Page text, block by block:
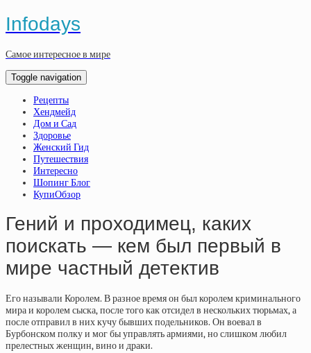
Infodays
Самое интересное в мире
Toggle navigation
Рецепты
Хендмейд
Дом и Сад
Здоровье
Женский Гид
Путешествия
Интересно
Шопинг Блог
КупиОбзор
Гений и проходимец, каких
поискать — кем был первый в
мире частный детектив
Его называли Королем. В разное время он был королем криминального
мира и королем сыска, после того как отсидел в нескольких тюрьмах, а
после отправил в них кучу бывших подельников. Он воевал в
Бурбонском полку и мог бы управлять армиями, но слишком любил
прелестных женщин, вино и драки.